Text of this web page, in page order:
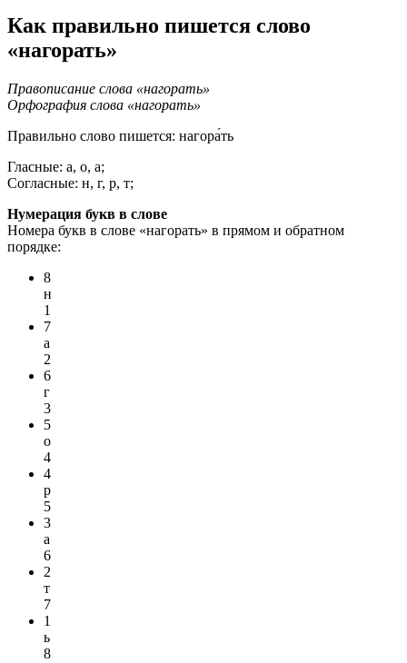
Как правильно пишется слово
«нагорать»
Правописание слова «нагорать»
Орфография слова «нагорать»
Правильно слово пишется: нагора́ть
Гласные: а, о, а;
Согласные: н, г, р, т;
Нумерация букв в слове
Номера букв в слове «нагорать» в прямом и обратном
порядке:
8
н
1
7
а
2
6
г
3
5
о
4
4
р
5
3
а
6
2
т
7
1
ь
8